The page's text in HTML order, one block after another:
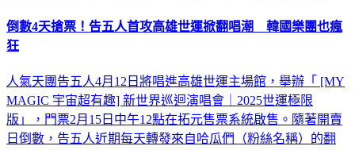
倒數4天搶票！告五人首攻高雄世運掀翻唱潮 韓國樂團也瘋
狂
人氣天團告五人4月12日將唱進高雄世運主場館，舉辦「 [MY
MAGIC 宇宙超有趣] 新世界巡迴演唱會｜2025世運極限
版」，門票2月15日中午12點在拓元售票系統啟售。隨著開賣
日倒數，告五人近期每天轉發來自哈瓜們（粉絲名稱）的翻